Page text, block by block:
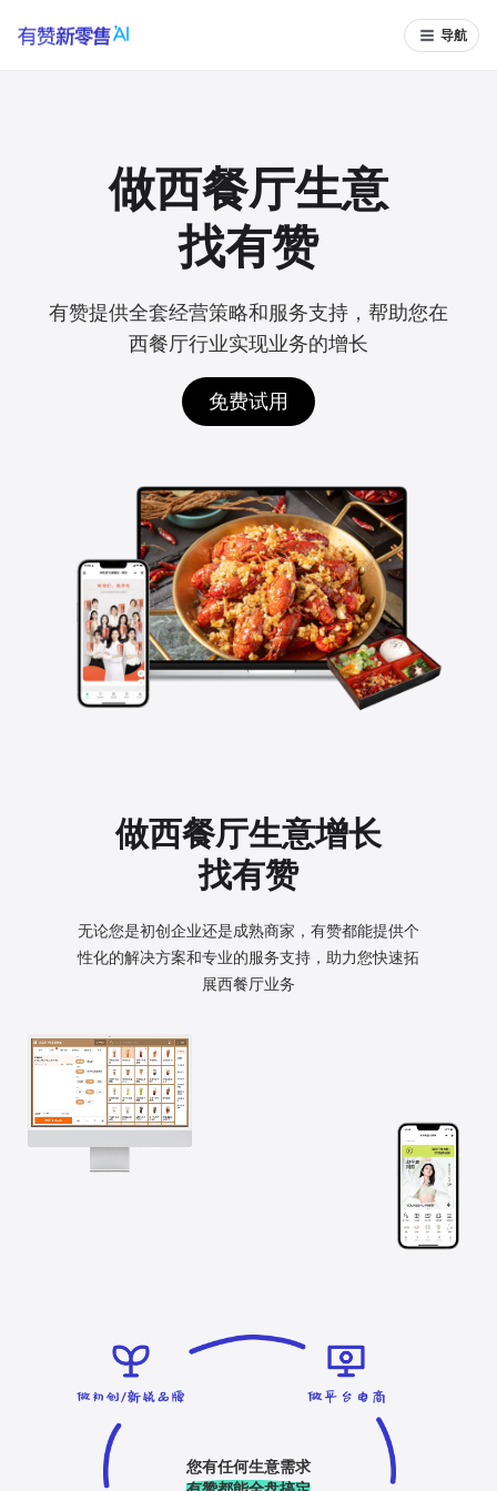
导航
做西餐厅生意
找有赞
有赞提供全套经营策略和服务支持，帮助您在
西餐厅行业实现业务的增长
免费试用
做西餐厅生意增长
找有赞
无论您是初创企业还是成熟商家，有赞都能提供个
性化的解决方案和专业的服务支持，助力您快速拓
展西餐厅业务
您有任何生意需求